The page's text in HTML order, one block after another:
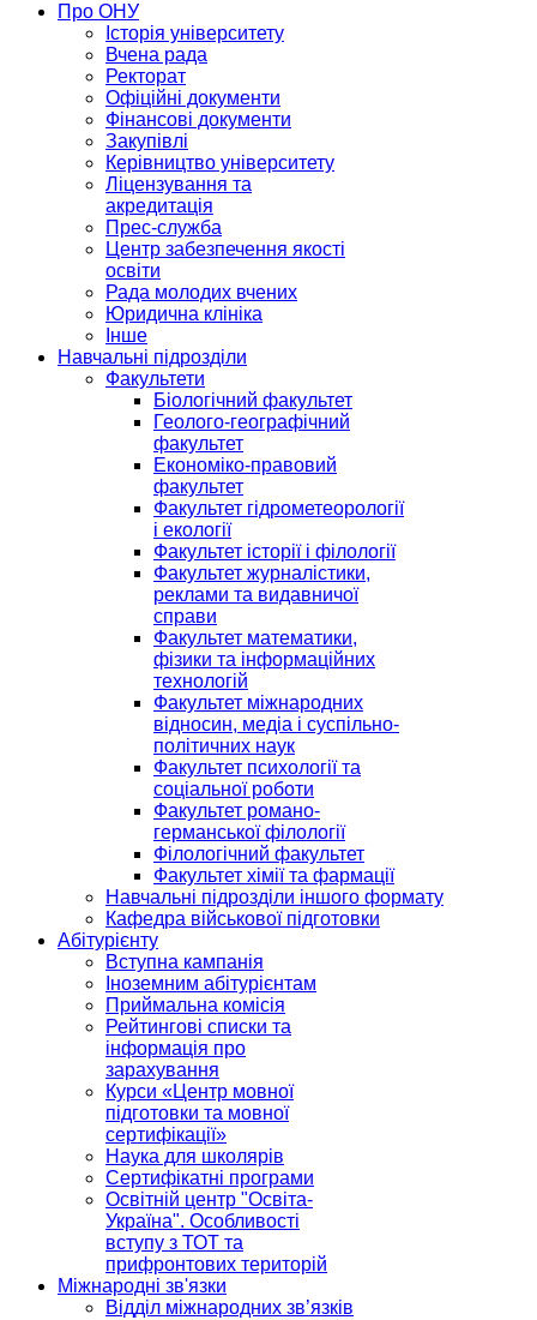
Про ОНУ
Історія університету
Вчена рада
Ректорат
Офіційні документи
Фінансові документи
Закупівлі
Керівництво університету
Ліцензування та
акредитація
Прес-служба
Центр забезпечення якості
освіти
Рада молодих вчених
Юридична клініка
Інше
Навчальні підрозділи
Факультети
Біологічний факультет
Геолого-географічний
факультет
Економіко-правовий
факультет
Факультет гідрометеорології
і екології
Факультет історії і філології
Факультет журналістики,
реклами та видавничої
справи
Факультет математики,
фізики та інформаційних
технологій
Факультет міжнародних
відносин, медіа і суспільно-
політичних наук
Факультет психології та
соціальної роботи
Факультет романо-
германської філології
Філологічний факультет
Факультет хімії та фармації
Навчальні підрозділи іншого формату
Кафедра військової підготовки
Абітурієнту
Вступна кампанія
Іноземним абітурієнтам
Приймальна комісія
Рейтингові списки та
інформація про
зарахування
Курси «Центр мовної
підготовки та мовної
сертифікації»
Наука для школярів
Сертифікатні програми
Освітній центр "Освіта-
Україна". Особливості
вступу з ТОТ та
прифронтових територій
Міжнародні зв'язки
Відділ міжнародних зв’язків